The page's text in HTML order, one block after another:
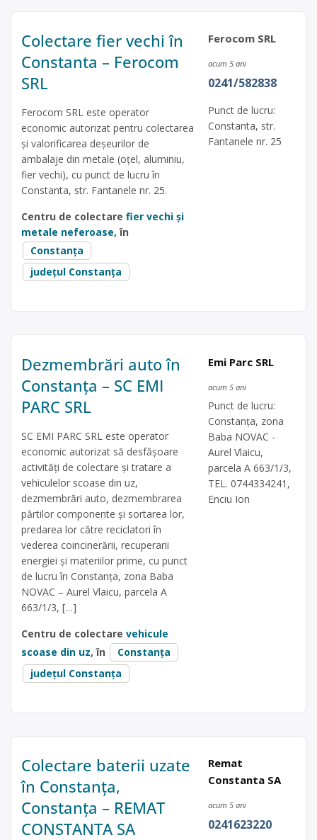
Colectare fier vechi în
Constanta – Ferocom
SRL
Ferocom SRL este operator
economic autorizat pentru colectarea
și valorificarea deșeurilor de
ambalaje din metale (oțel, aluminiu,
fier vechi), cu punct de lucru în
Constanta, str. Fantanele nr. 25.
Centru de colectare fier vechi și
metale neferoase, în
Constanța
județul Constanța
Ferocom SRL
acum 5 ani
0241/582838
Punct de lucru:
Constanta, str.
Fantanele nr. 25
Dezmembrări auto în
Constanța – SC EMI
PARC SRL
SC EMI PARC SRL este operator
economic autorizat să desfăşoare
activităţi de colectare şi tratare a
vehiculelor scoase din uz,
dezmembrări auto, dezmembrarea
părtilor componente și sortarea lor,
predarea lor către reciclatori în
vederea coincinerării, recuperarii
energiei și materiilor prime, cu punct
de lucru în Constanța, zona Baba
NOVAC – Aurel Vlaicu, parcela A
663/1/3, […]
Centru de colectare vehicule
scoase din uz, în
Constanța
județul Constanța
Emi Parc SRL
acum 5 ani
Punct de lucru:
Constanța, zona
Baba NOVAC -
Aurel Vlaicu,
parcela A 663/1/3,
TEL. 0744334241,
Enciu Ion
Colectare baterii uzate
în Constanța,
Constanța – REMAT
CONSTANTA SA
Remat
Constanta SA
acum 5 ani
0241623220